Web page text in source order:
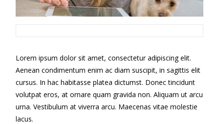
Lorem ipsum dolor sit amet, consectetur adipiscing elit.
Aenean condimentum enim ac diam suscipit, in sagittis elit
cursus. In hac habitasse platea dictumst. Donec tincidunt
volutpat eros, at ornare quam gravida non. Aliquam ut arcu
urna. Vestibulum at viverra arcu. Maecenas vitae molestie
lacus.